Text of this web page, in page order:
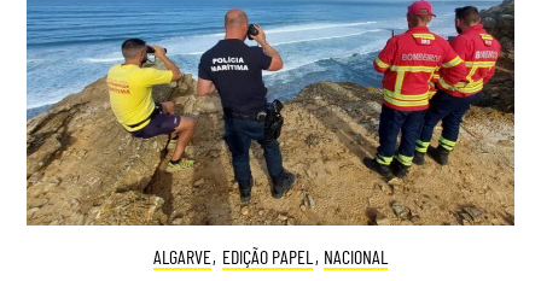
ALGARVE, EDIÇÃO PAPEL , NACIONAL